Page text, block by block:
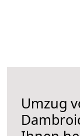
Umzug